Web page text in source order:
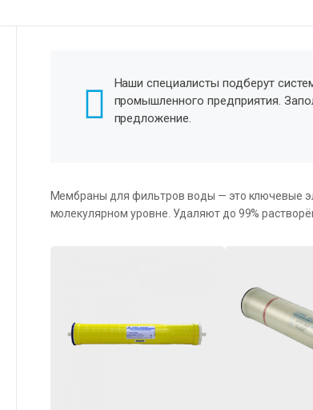
Наши специалисты подберут
промышленного предприятия.
предложение.
Мембраны для фильтров воды — это ключевые
молекулярном уровне. Удаляют до 99%